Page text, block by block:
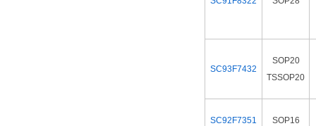
SC93F7432
SOP20
TSSOP20
SC92F7351 SOP16